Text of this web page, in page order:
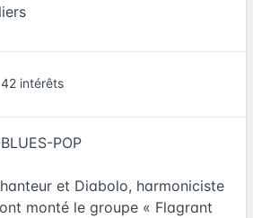
42 intérêts
POP
et Diabolo, harmoniciste
monté le groupe « Flagrant